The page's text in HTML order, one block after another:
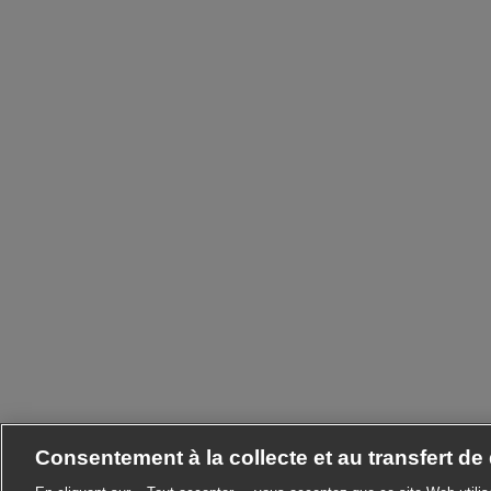
Consentement à la collecte et au transfert de